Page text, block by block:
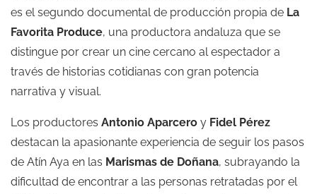
es el segundo documental de producción propia de La
Favorita Produce, una productora andaluza que se
distingue por crear un cine cercano al espectador a
través de historias cotidianas con gran potencia
narrativa y visual.
Los productores Antonio Aparcero y Fidel Pérez
destacan la apasionante experiencia de seguir los pasos
de Atín Aya en las Marismas de Doñana, subrayando la
dificultad de encontrar a las personas retratadas por el